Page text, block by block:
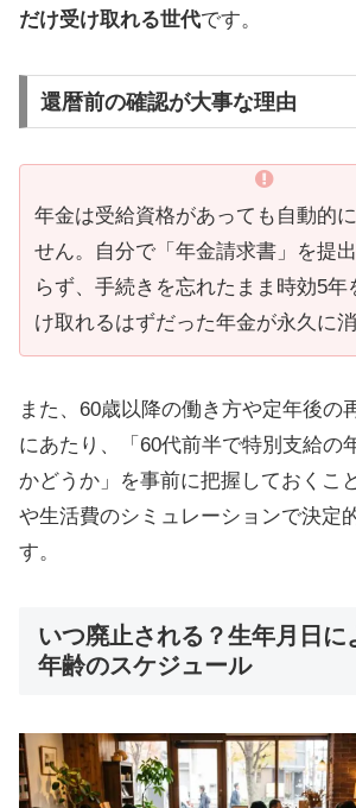
だけ受け取れる世代です。
還暦前の確認が大事な理由
年金は受給資格があっても自動的
せん。自分で「年金請求書」を提
らず、手続きを忘れたまま時効5年
け取れるはずだった年金が永久に消
また、60歳以降の働き方や定年後の
にあたり、「60代前半で特別支給の
かどうか」を事前に把握しておくこ
や生活費のシミュレーションで決定
す。
いつ廃止される？生年月日に
年齢のスケジュール